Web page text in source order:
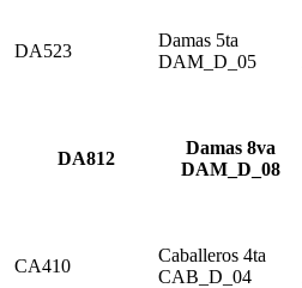
DA523
Damas 5ta
DAM_D_05
DA812
Damas 8va
DAM_D_08
CA410
Caballeros 4ta
CAB_D_04